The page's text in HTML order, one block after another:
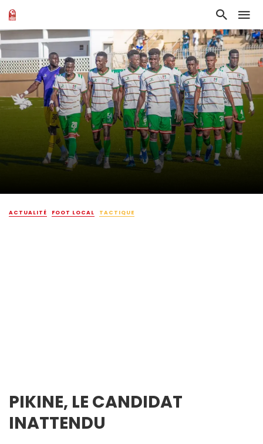
ACTUALITÉ FOOT LOCAL TACTIQUE
PIKINE, LE CANDIDAT
INATTENDU